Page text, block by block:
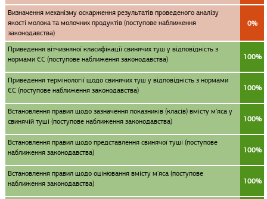
Визначення механізму оскарження результатів проведеного аналізу
якості молока та молочних продуктів (поступове наближення
законодавства)
0%
Приведення вітчизняної класифікації свинячих туш у відповідність з
нормами ЄС (поступове наближення законодавства)
100%
Приведення термінології щодо свинячих туш у відповідність з нормами
ЄС (поступове наближення законодавства)
100%
Встановлення правил щодо зазначення показників (класів) вмісту м'яса у
свинячій туші (поступове наближення законодавства)
100%
Встановлення правил щодо представлення свинячої туші (поступове
наближення законодавства)
100%
Встановлення правил щодо оцінювання вмісту м'яса (поступове
наближення законодавства)
100%